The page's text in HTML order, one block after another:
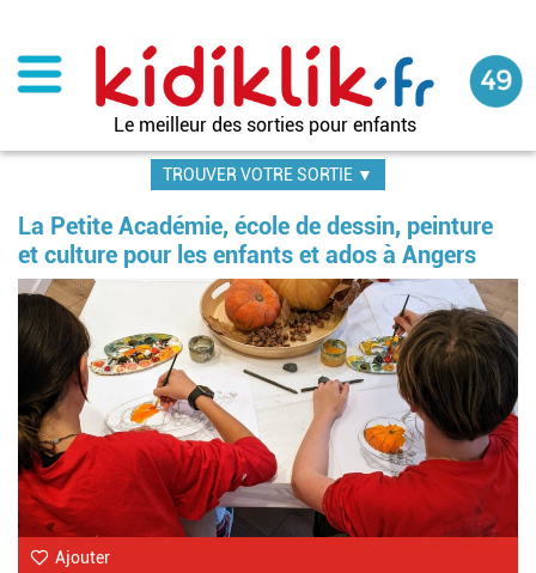
contenu
principal
Le meilleur des sorties pour enfants
TROUVER VOTRE SORTIE ▼
La Petite Académie, école de dessin, peinture
et culture pour les enfants et ados à Angers
Ajouter